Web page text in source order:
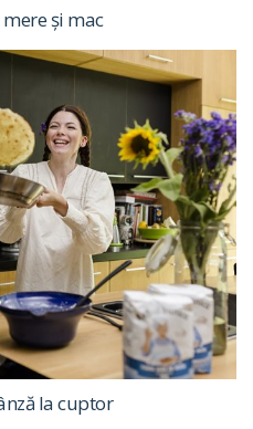
și mac
la cuptor